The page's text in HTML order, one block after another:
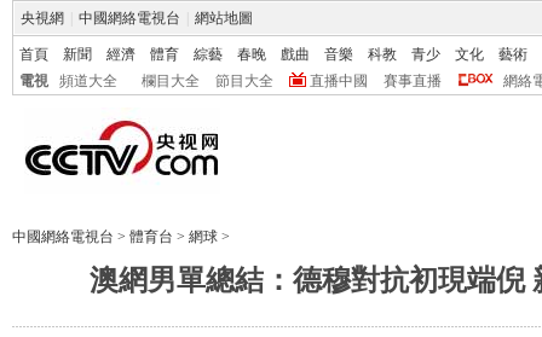
央視網 中國網絡電視台 網站地圖
首頁 新聞 經濟 體育 綜藝 春晚 戲曲 音樂 科教 青少 文化
藝術
電視
頻道大全 欄目大全 節目大全 直播中國 賽事直播 網絡
中國網絡電視台 > 體育台 > 網球 >
澳網男單總結：德穆對抗初現端倪